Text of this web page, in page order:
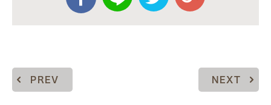
PREV NEXT